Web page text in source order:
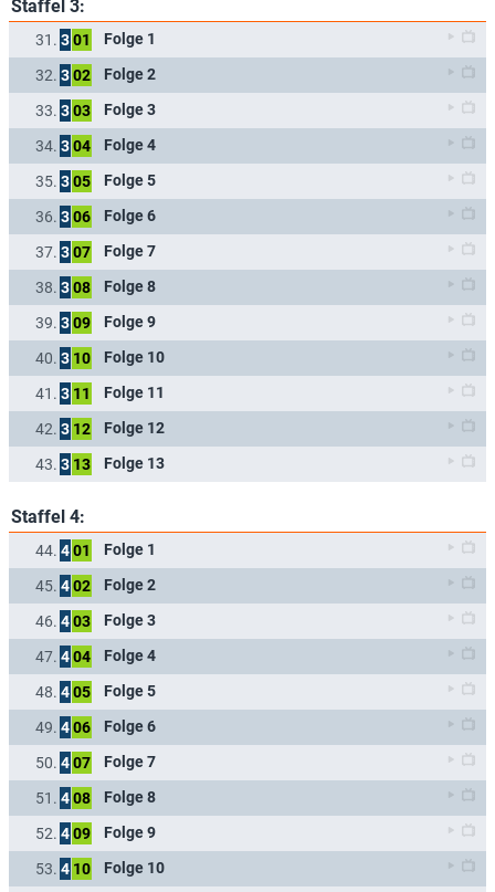
Staffel 3:
31. 301 Folge 1
32. 302 Folge 2
33. 303 Folge 3
34. 304 Folge 4
35. 305 Folge 5
36. 306 Folge 6
37. 307 Folge 7
38. 308 Folge 8
39. 309 Folge 9
40. 3 10 Folge 10
41. 3 11 Folge 11
42. 3 12 Folge 12
43. 3 13 Folge 13
Staffel 4:
44. 401 Folge 1
45. 402 Folge 2
46. 403 Folge 3
47. 404 Folge 4
48. 405 Folge 5
49. 406 Folge 6
50. 407 Folge 7
51. 408 Folge 8
52. 409 Folge 9
53. 4 10 Folge 10